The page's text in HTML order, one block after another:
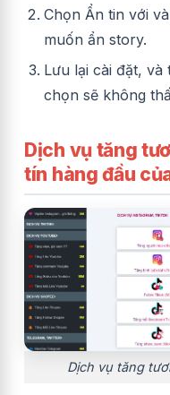
Chọn Ẩn tin với
muốn ẩn story.
Lưu lại cài đặt,
chọn sẽ không
Dịch vụ tăng
tín hàng đầu
Dịch vụ tăng